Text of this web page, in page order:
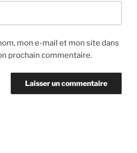
mon e-mail et mon site dans
prochain commentaire.